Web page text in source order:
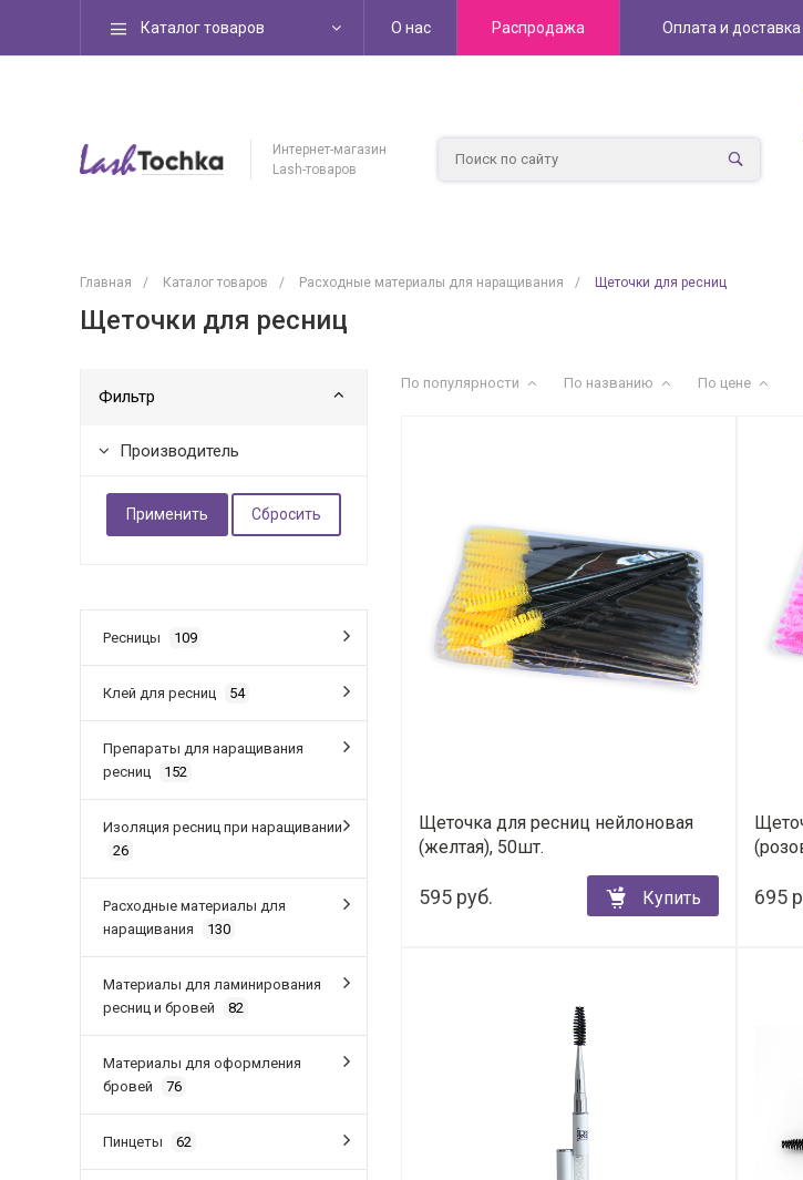
Каталог товаров О нас Распродажа Оплата и доставка
Интернет-магазин
Lash-товаров
Главная / Каталог товаров / Расходные материалы для наращивания / Щеточки для ресниц
Щеточки для ресниц
Фильтр
Производитель
Ресницы 109
Клей для ресниц 54
Препараты для наращивания
ресниц
152
Изоляция ресниц при наращивании
26
Расходные материалы для
наращивания
130
Материалы для ламинирования
ресниц и бровей
82
Материалы для оформления
бровей
76
Пинцеты 62
По популярности По названию По цене
Щеточка для ресниц нейлоновая
(желтая), 50шт.
595 руб. Купить 695